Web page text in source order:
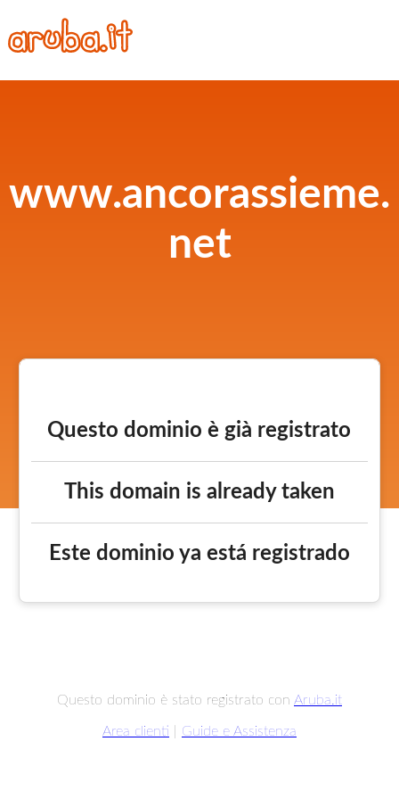
www.ancorassieme.
net
Questo dominio è già registrato
This domain is already taken
Este dominio ya está registrado
Questo dominio è stato registrato con Aruba.it
Area clienti Guide e Assistenza